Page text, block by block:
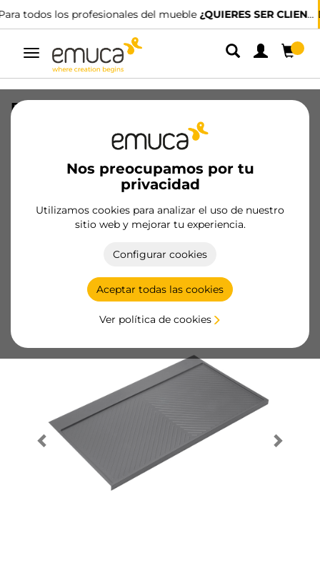
Disponemos de distribuidores especializados.ENCUENTRA EL
Alternar
navegación
Nos preocupamos por tu
privacidad
Utilizamos cookies para analizar el uso de nuestro
sitio web y mejorar tu experiencia.
Configurar cookies
Aceptar todas las cookies
Ver política de cookies
Protector fondo fregadero Sink para
mueble de cocina, M100, 967x580mm,
espesor de tablero 16mm, cortable,
Plástico, Gris antracita
8432393306360
Hazte cliente